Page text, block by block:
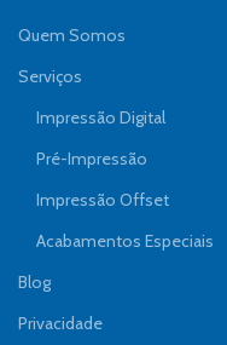
Quem Somos
Serviços
Impressão Digital
Pré-Impressão
Impressão Offset
Acabamentos Especiais
Blog
Privacidade